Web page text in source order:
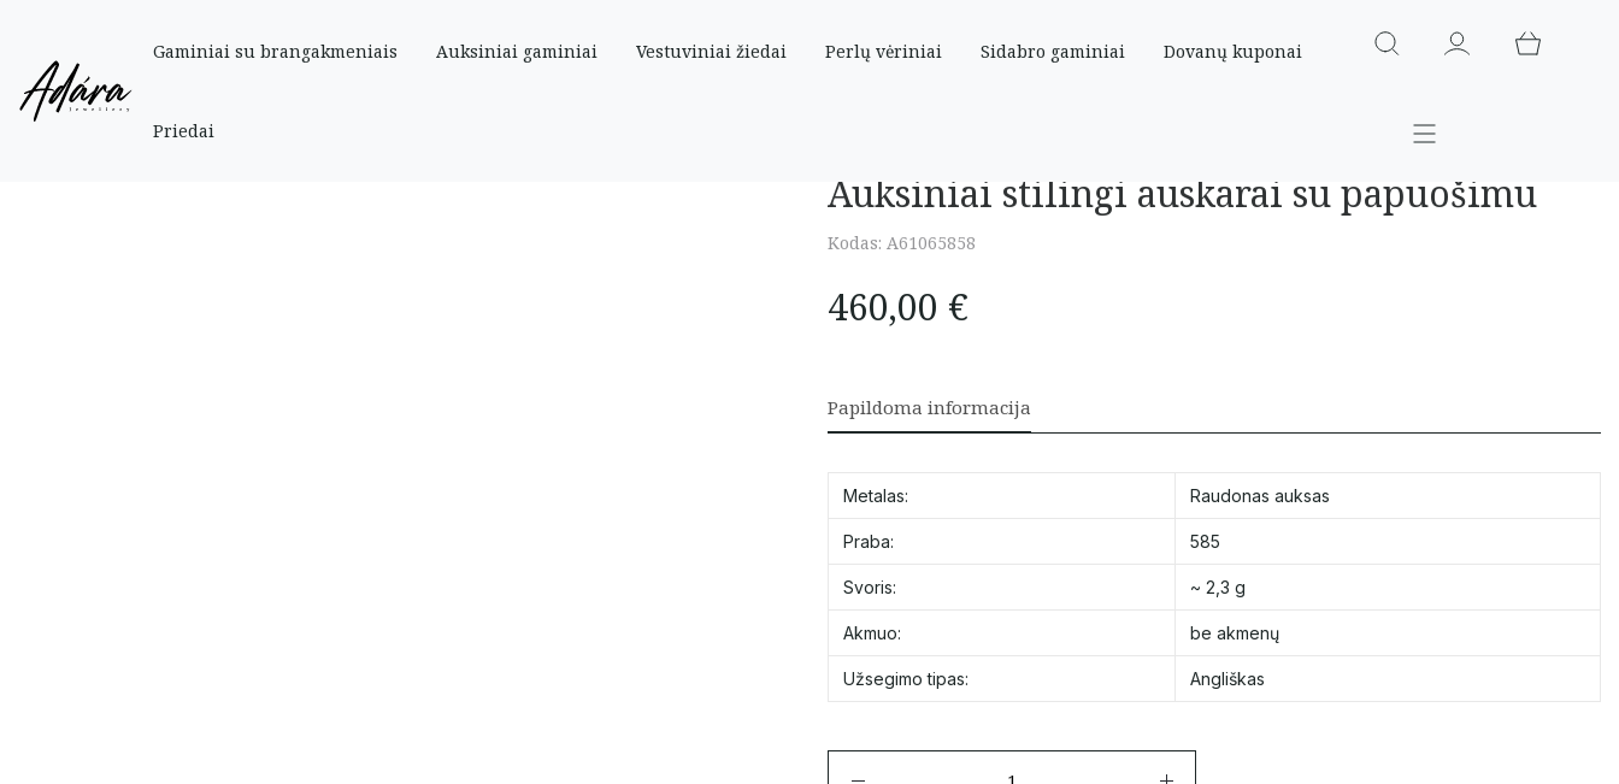
Gaminiai su brangakmeniais Auksiniai gaminiai Vestuviniai žiedai Perlų vėriniai Sidabro gaminiai Dovanų kuponai
Priedai
Pradinis Parduotuve » Auksiniai
Auksiniai stilingi auskarai su papuošimu
Kodas: A61065858
460,00 €
Papildoma informacija
Metalas: Raudonas auksas
Praba: 585
Svoris: ~ 2,3 g
Akmuo: be akmenų
Užsegimo tipas: Angliškas